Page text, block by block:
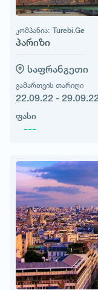
კომპანია: Turebi.Ge
პარიზი
საფრანგეთი
გამართვის თარიღი
22.09.22 -
ფასი
---